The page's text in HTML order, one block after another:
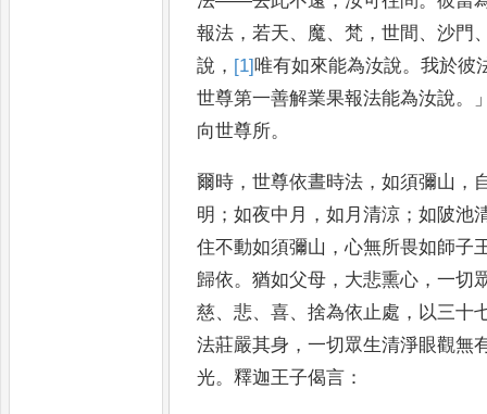
報法 ，若天、 魔、梵 ，世間 、沙門
說 ， [1]唯有如來能為汝說。我於彼
世尊第一善解業果報法能為汝說。
向世尊所。
爾時 ，世尊依晝時法 ，如須彌山 ，
明 ；如夜中月 ，如月清涼 ；如陂池
住不動如須彌山 ，心無所畏如師子
歸依。猶如父母 ， 大悲熏心 ，一切
慈、悲、喜、捨為依止處 ， 以三十
法莊嚴其身 ，一切眾生清淨眼觀無
光。釋迦王子偈言 ：